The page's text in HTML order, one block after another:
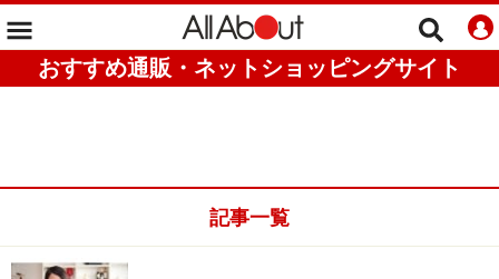
おすすめ通販・ネットショッピングサイト
記事一覧